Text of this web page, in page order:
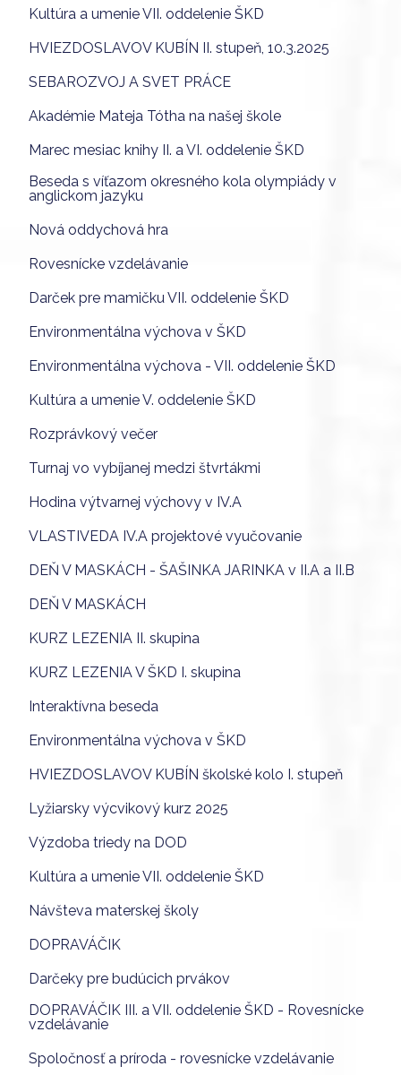
Kultúra a umenie VII. oddelenie ŠKD
HVIEZDOSLAVOV KUBÍN II. stupeň, 10.3.2025
SEBAROZVOJ A SVET PRÁCE
Akadémie Mateja Tótha na našej škole
Marec mesiac knihy II. a VI. oddelenie ŠKD
Beseda s víťazom okresného kola olympiády v
anglickom jazyku
Nová oddychová hra
Rovesnícke vzdelávanie
Darček pre mamičku VII. oddelenie ŠKD
Environmentálna výchova v ŠKD
Environmentálna výchova - VII. oddelenie ŠKD
Kultúra a umenie V. oddelenie ŠKD
Rozprávkový večer
Turnaj vo vybíjanej medzi štvrtákmi
Hodina výtvarnej výchovy v IV.A
VLASTIVEDA IV.A projektové vyučovanie
DEŇ V MASKÁCH - ŠAŠINKA JARINKA v II.A a II.B
DEŇ V MASKÁCH
KURZ LEZENIA II. skupina
KURZ LEZENIA V ŠKD I. skupina
Interaktívna beseda
Environmentálna výchova v ŠKD
HVIEZDOSLAVOV KUBÍN školské kolo I. stupeň
Lyžiarsky výcvikový kurz 2025
Výzdoba triedy na DOD
Kultúra a umenie VII. oddelenie ŠKD
Návšteva materskej školy
DOPRAVÁČIK
Darčeky pre budúcich prvákov
DOPRAVÁČIK III. a VII. oddelenie ŠKD - Rovesnícke
vzdelávanie
Spoločnosť a príroda - rovesnícke vzdelávanie